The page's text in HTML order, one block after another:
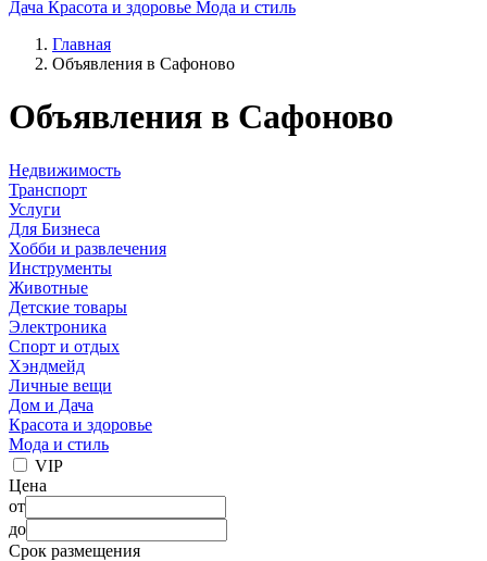
Дача Красота и здоровье Мода и стиль
Главная
Объявления в Сафоново
Объявления в Сафоново
Недвижимость
Транспорт
Услуги
Для Бизнеса
Хобби и развлечения
Инструменты
Животные
Детские товары
Электроника
Спорт и отдых
Хэндмейд
Личные вещи
Дом и Дача
Красота и здоровье
Мода и стиль
VIP
Цена
от
до
Срок размещения